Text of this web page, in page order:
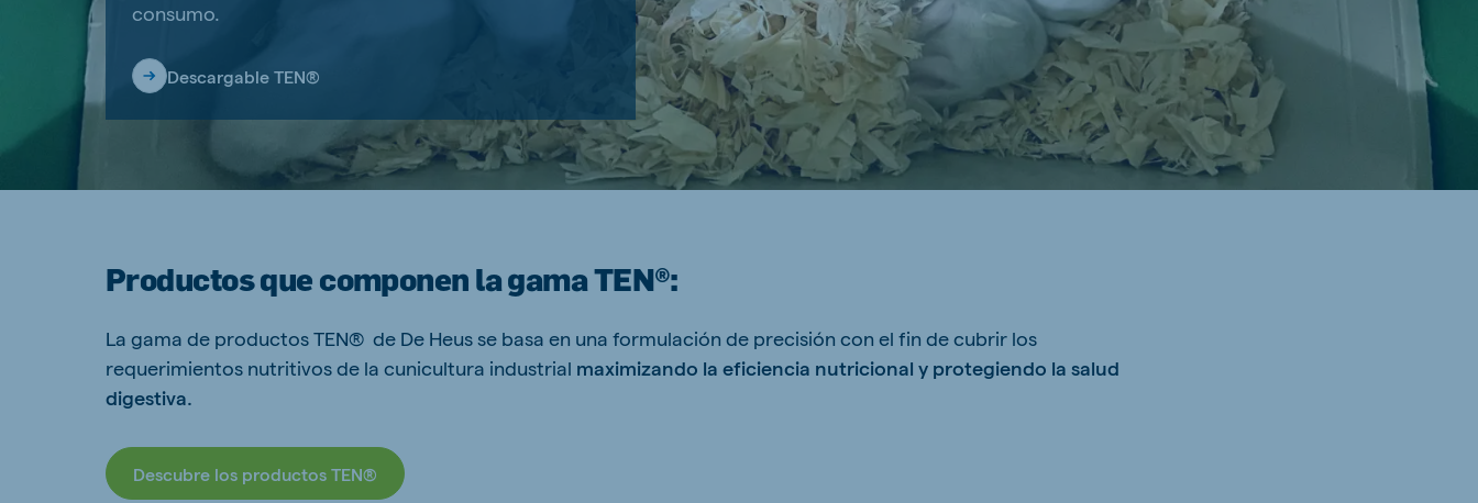
consumo.
Descargable TEN®
Productos que componen la gama TEN®:
La gama de productos TEN® de De Heus se basa en una formulación de precisión con el fin de cubrir los
requerimientos nutritivos de la cunicultura industrial maximizando la eficiencia nutricional y protegiendo la salud
digestiva.
Descubre los productos TEN®